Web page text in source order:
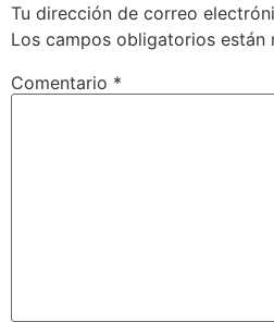
Tu dirección de correo
Los campos obligatorios están
Comentario *